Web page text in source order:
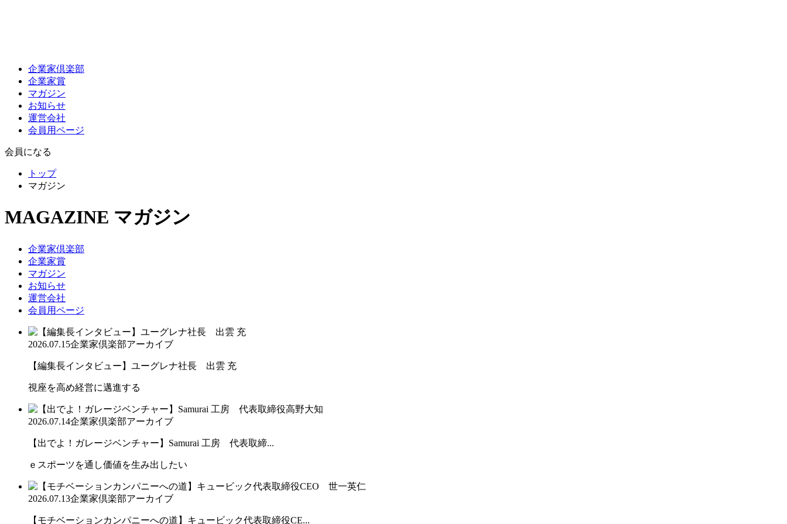
企業家倶楽部
企業家賞
マガジン
お知らせ
運営会社
会員用ページ
会員になる
トップ
マガジン
MAGAZINE マガジン
企業家倶楽部
企業家賞
マガジン
お知らせ
運営会社
会員用ページ
2026.07.15企業家倶楽部アーカイブ
【編集長インタビュー】ユーグレナ社長 出雲 充
視座を高め経営に邁進する
2026.07.14企業家倶楽部アーカイブ
【出でよ！ガレージベンチャー】Samurai 工房 代表取締...
ｅスポーツを通し価値を生み出したい
2026.07.13企業家倶楽部アーカイブ
【モチベーションカンパニーへの道】キュービック代表取締役CE...